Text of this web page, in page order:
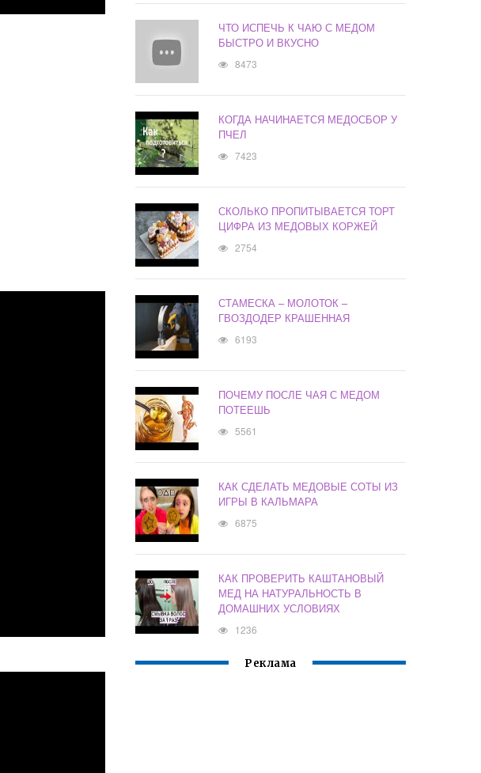
ЧТО ИСПЕЧЬ К ЧАЮ С МЕДОМ
БЫСТРО И ВКУСНО
8473
КОГДА НАЧИНАЕТСЯ МЕДОСБОР У
ПЧЕЛ
7423
СКОЛЬКО ПРОПИТЫВАЕТСЯ ТОРТ
ЦИФРА ИЗ МЕДОВЫХ КОРЖЕЙ
2754
СТАМЕСКА – МОЛОТОК –
ГВОЗДОДЕР КРАШЕННАЯ
6193
ПОЧЕМУ ПОСЛЕ ЧАЯ С МЕДОМ
ПОТЕЕШЬ
5561
КАК СДЕЛАТЬ МЕДОВЫЕ СОТЫ ИЗ
ИГРЫ В КАЛЬМАРА
6875
КАК ПРОВЕРИТЬ КАШТАНОВЫЙ
МЕД НА НАТУРАЛЬНОСТЬ В
ДОМАШНИХ УСЛОВИЯХ
1236
Реклама